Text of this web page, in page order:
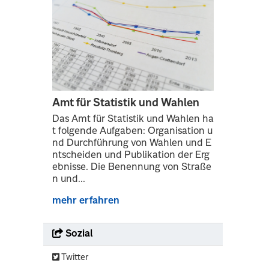
Amt für Statistik und Wahlen
Das Amt für Statistik und Wahlen ha
t folgende Aufgaben: Organisation u
nd Durchführung von Wahlen und E
ntscheiden und Publikation der Erg
ebnisse. Die Benennung von Straße
n und...
mehr erfahren
Sozial
Twitter